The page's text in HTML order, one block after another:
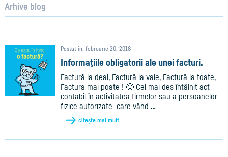
Blog
Factureaza.ro
Arhive blog
Postat în: februarie 20, 2018
Informațiile obligatorii ale unei facturi.
Factură la deal, Factură la vale, Factură la toate,
Factura mai poate ! 🙂 Cel mai des întâlnit act
contabil în activitatea firmelor sau a persoanelor
fizice autorizate care vând …
citește mai mult